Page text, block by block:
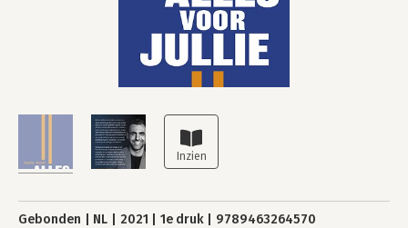
Gebonden NL 2021 1e druk 9789463264570